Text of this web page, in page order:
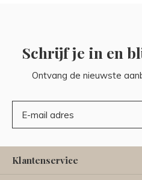
Schrijf je in en
Ontvang de nieuwste
Klantenservice